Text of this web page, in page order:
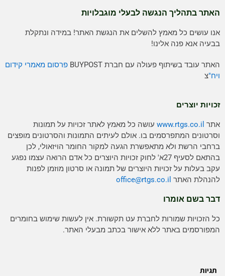
האתר בתהליך הנגשה לבעלי מוגבלויות
אנו עושים כל מאמץ להשלים את הנגשת האתר! במידה ונתקלת
בבעיה אנא פנה אלינו!
האתר עובד בשיתוף פעולה עם חברת BUYPOST
פרסום מאמרי קידום
ויח"צ
זכויות יוצרים
אתרwww.rtgs.co.ilעושה כל מאמץ לאתר זכויות על תמונות
וסרטונים המתפרסמים בו. אולם לעיתים התמונות והסרטונים מופצים
ברחבי הרשת ולא מתאפשרת הגעה למקור החומר הויזאולי, לכן
בהתאם לסעיף 27א' לחוק זכויות היוצרים כל אדם הרואה עצמו נפגע
עקב בעלות על זכויות היוצרים של תמונה או סרטון מוזמן לפנות
להנהלת האתר
office@rtgs.co.il
דבר בשם אומרו
כל הזכויות שמורות לחברת עט תקשורת. אין לעשות שימוש בחומרים
המפורסמים באתר ללא אישור בכתב מבעלי האתר.
תגיות